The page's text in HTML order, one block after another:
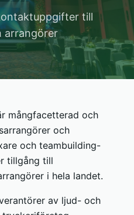
till
arrangörer
mångfacetterad och
och
och teambuilding-
tillgång till
i hela landet.
av ljud- och